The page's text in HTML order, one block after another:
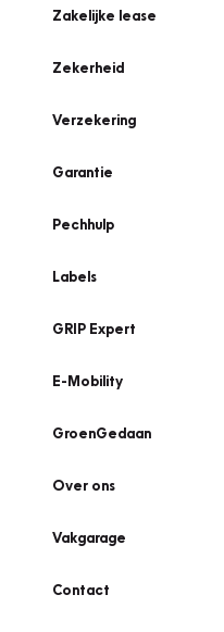
Zakelijke lease
Zekerheid
Verzekering
Garantie
Pechhulp
Labels
GRIP Expert
E-Mobility
GroenGedaan
Over ons
Vakgarage
Contact